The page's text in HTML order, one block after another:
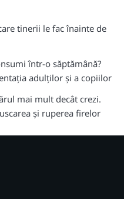
tinerii le fac înainte de
într-o săptămână?
adulților și a copiilor
mai mult decât crezi.
și ruperea firelor